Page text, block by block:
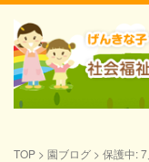
TOP > 園ブログ > 保護中: